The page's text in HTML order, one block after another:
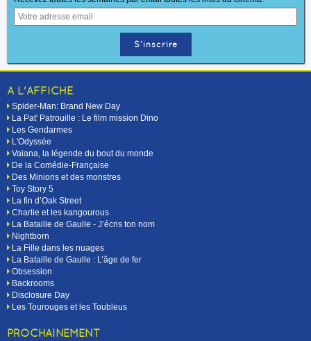
A L'AFFICHE
Spider-Man: Brand New Day
La Pat' Patrouille : Le film mission Dino
Les Gendarmes
L'Odyssée
Vaiana, la légende du bout du monde
De la Comédie-Française
Des Minions et des monstres
Toy Story 5
La fin d’Oak Street
Charlie et les kangourous
La Bataille de Gaulle - J’écris ton nom
Nightborn
La Fille dans les nuages
La Bataille de Gaulle : L’âge de fer
Obsession
Backrooms
Disclosure Day
Les Tourouges et les Toubleus
PROCHAINEMENT